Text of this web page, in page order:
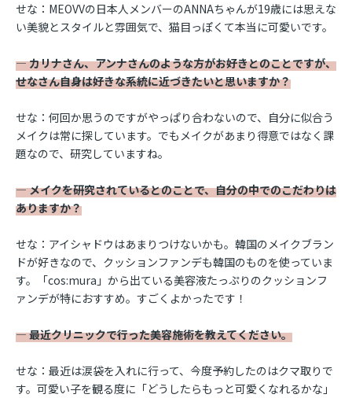
せな：MEOVVの日本人メンバーのANNAちゃんが19歳には思えな
い美貌とスタイルと雰囲気で、猫目っぽくて本当に可愛いです。
― カリナさん、アンナさんのような方がお好きとのことですが、
せなさん自身は好きな系統に近づきたいと思いますか？
せな：何回か思うのですがやっぱり合わないので、自分に似合う
メイクは常に探しています。でもメイクがあまり得意ではなく課
題なので、研究していますね。
― メイクを研究されているとのことで、自分の中でのこだわりは
ありますか？
せな：アイシャドウはあまりつけないかも。韓国のメイクブラン
ドが好きなので、クッションファンデも韓国のものを使っていま
す。「cos:mura」から出ている美容液たっぷりのクッションフ
ァンデが特におすすめ。すごくよかったです！
― 最近クリニックで行った美容施術を教えてください。
せな：最近は涙袋を入れに行って、今度予約したのはクマ取りで
す。可愛い子を観る度に「どうしたらもっと可愛くなれるかな」